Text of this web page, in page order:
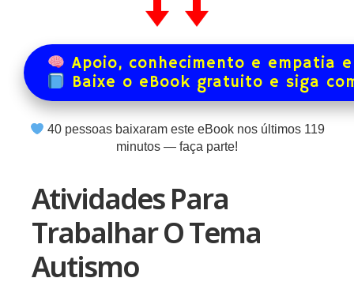
Apoio, conhecimento e empatia
Baixe o eBook gratuito e siga
40pessoas baixaram este eBook nos últimos 119
minutos — faça parte!
Atividades Para
Trabalhar O Tema
Autismo